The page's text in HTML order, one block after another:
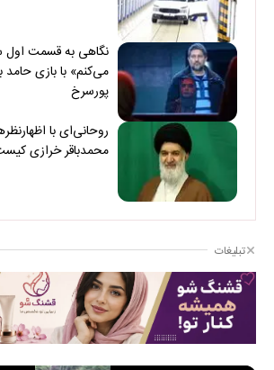
نگاهی به قسمت اول
می‌کنم» با بازی حامد
پورسرخ
روحانی‌ای با
محمدباقر خرازی
تبلیغات